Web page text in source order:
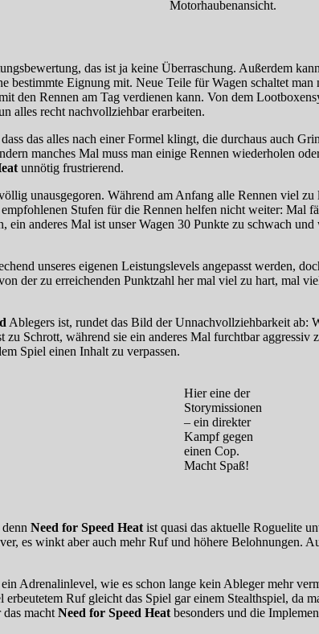
Motorhaubenansicht.
das ist ja keine Überraschung. Außerdem
bestimmte Eignung mit. Neue Teile für Wagen schaltet
den Rennen am Tag verdienen kann. Von dem
alles recht nachvollziehbar erarbeiten.
das alles nach einer Formel klingt, die durchaus auch
manches Mal muss man einige Rennen wiederholen
unnötig frustrierend.
unausgegoren. Während am Anfang alle Rennen viel
Stufen für die Rennen helfen nicht weiter: Mal
ein anderes Mal ist unser Wagen 30 Punkte zu schwach
unseres eigenen Leistungslevels angepasst werden,
der zu erreichenden Punktzahl her mal viel zu hart, mal
Ablegers ist, rundet das Bild der Unnachvollziehbarkeit ab:
Schrott, während sie ein anderes Mal furchtbar
Spiel einen Inhalt zu verpassen.
Hier eine der
Storymissionen
– ein direkter
Kampf gegen
einen Cop.
Macht Spaß!
Need for Speed Heat ist quasi das aktuelle Roguelite
es winkt aber auch mehr Ruf und höhere Belohnungen.
ein Adrenalinlevel, wie es schon lange kein Ableger mehr
Ruf gleicht das Spiel gar einem Stealthspiel, da
macht Need for Speed Heat besonders und die